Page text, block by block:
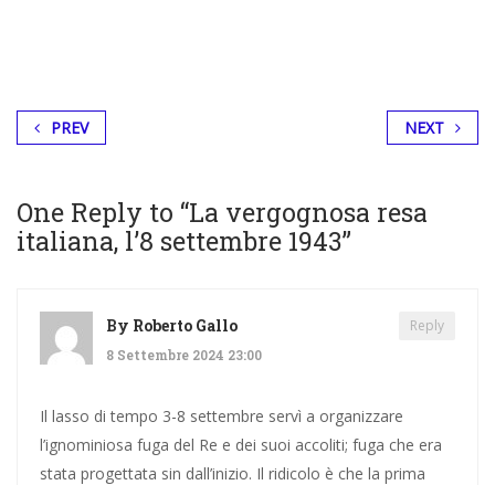
PREV NEXT
One Reply to “La vergognosa resa
italiana, l’8 settembre 1943”
By Roberto Gallo
8 Settembre 2024 23:00
Reply
Il lasso di tempo 3-8 settembre servì a organizzare
l’ignominiosa fuga del Re e dei suoi accoliti; fuga che era
stata progettata sin dall’inizio. Il ridicolo è che la prima